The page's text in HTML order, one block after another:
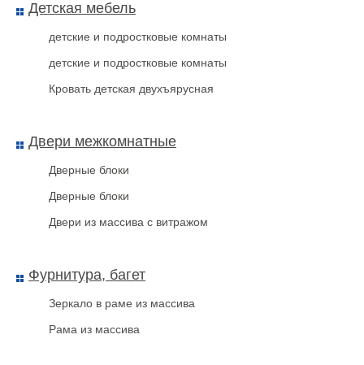
200М) Сталь / Сталь
Детская мебель
детские и подростковые комнаты
детские и подростковые комнаты
Кровать детская двухъярусная
Двери межкомнатные
Дверные блоки
Дверные блоки
Двери из массива с витражом
Фурнитура, багет
Зеркало в раме из массива
Рама из массива